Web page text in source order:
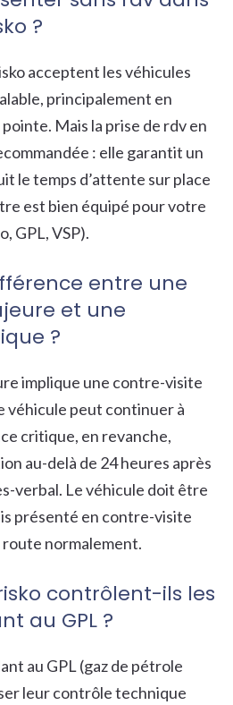
?
acceptent les véhicules
principalement en
Mais la prise de rdv en
: elle garantit un
le temps d’attente sur place
est bien équipé pour votre
GPL, VSP).
entre une
et une
?
implique une contre-visite
véhicule peut continuer à
critique, en revanche,
au-delà de 24 heures après
verbal. Le véhicule doit être
présenté en contre-visite
normalement.
contrôlent-ils les
au GPL ?
au GPL (gaz de pétrole
leur contrôle technique